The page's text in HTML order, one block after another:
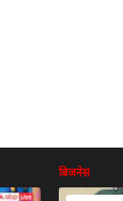
बिजनेस